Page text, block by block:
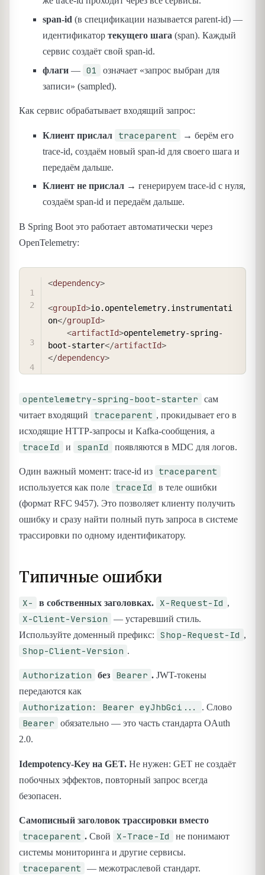
span-id (в спецификации называется parent-id) —
идентификатор текущего шага (span). Каждый
сервис создаёт свой span-id.
флаги — 01
означает «запрос выбран для
записи» (sampled).
Как сервис обрабатывает входящий запрос:
Клиент прислал traceparent
→ берём его
trace-id, создаём новый span-id для своего шага и
передаём дальше.
Клиент не прислал → генерируем trace-id с нуля,
создаём span-id и передаём дальше.
В Spring Boot это работает автоматически через
OpenTelemetry:
<dependency>
<groupId>io.opentelemetry.instrumentati
on</groupId>
<artifactId>opentelemetry-spring-
boot-starter</artifactId>
</dependency>
opentelemetry-spring-boot-starter
сам
читает входящий
traceparent , прокидывает его в
исходящие HTTP-запросы и Kafka-сообщения, а
traceId и spanId появляются в MDC для логов.
Один важный момент: trace-id из traceparent
используется как поле traceId
в теле ошибки
(формат RFC 9457). Это позволяет клиенту получить
ошибку и сразу найти полный путь запроса в системе
трассировки по одному идентификатору.
Типичные ошибки
X- в собственных заголовках. X-Request-Id ,
X-Client-Version
— устаревший стиль.
Используйте доменный префикс:
Shop-Request-Id ,
Shop-Client-Version .
Authorization без Bearer . JWT-токены
передаются как
Authorization: Bearer eyJhbGci... . Слово
Bearer
обязательно — это часть стандарта OAuth
2.0.
Idempotency-Key на GET. Не нужен: GET не создаёт
побочных эффектов, повторный запрос всегда
безопасен.
Самописный заголовок трассировки вместо
traceparent . Свой X-Trace-Id
не понимают
системы мониторинга и другие сервисы.
traceparent — межотраслевой стандарт.